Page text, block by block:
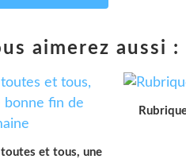
aimerez aussi :
et tous, une